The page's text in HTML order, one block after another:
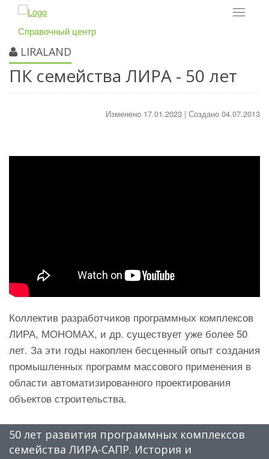
Toggle
Справочный центр
LIRALAND
ПК семейства ЛИРА - 50 лет
Изменено 17.01.2023 | Создано 04.07.2013
Коллектив разработчиков программных комплексов
ЛИРА, МОНОМАХ, и др. существует уже более 50
лет. За эти годы накоплен бесценный опыт создания
промышленных программ массового применения в
области автоматизированного проектирования
объектов строительства.
50 лет развития программных комплексов
семейства ЛИРА-САПР. История и